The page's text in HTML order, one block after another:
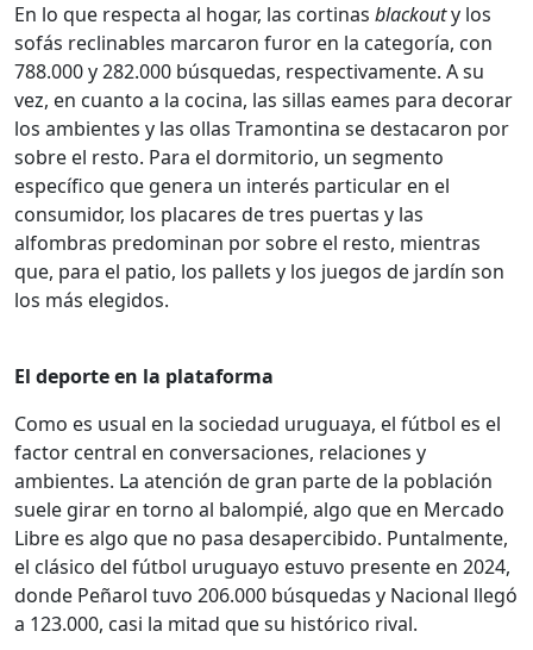
En lo que respecta al hogar, las cortinas blackouty los
sofás reclinables marcaron furor en la categoría, con
788.000 y 282.000 búsquedas, respectivamente. A su
vez, en cuanto a la cocina, las sillas eames para decorar
los ambientes y las ollas Tramontina se destacaron por
sobre el resto. Para el dormitorio, un segmento
específico que genera un interés particular en el
consumidor, los placares de tres puertas y las
alfombras predominan por sobre el resto, mientras
que, para el patio, los pallets y los juegos de jardín son
los más elegidos.
El deporte en la plataforma
Como es usual en la sociedad uruguaya, el fútbol es el
factor central en conversaciones, relaciones y
ambientes. La atención de gran parte de la población
suele girar en torno al balompié, algo que en Mercado
Libre es algo que no pasa desapercibido. Puntalmente,
el clásico del fútbol uruguayo estuvo presente en 2024,
donde Peñarol tuvo 206.000 búsquedas y Nacional llegó
a 123.000, casi la mitad que su histórico rival.